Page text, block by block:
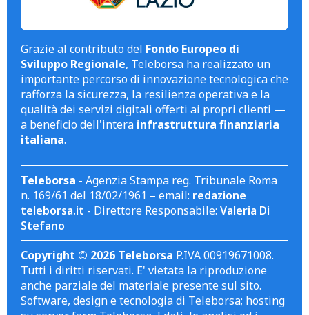
Grazie al contributo del Fondo Europeo di
Sviluppo Regionale, Teleborsa ha realizzato un
importante percorso di innovazione tecnologica che
rafforza la sicurezza, la resilienza operativa e la
qualità dei servizi digitali offerti ai propri clienti —
a beneficio dell'intera infrastruttura finanziaria
italiana.
Teleborsa - Agenzia Stampa reg. Tribunale Roma
n. 169/61 del 18/02/1961 – email: redazione
teleborsa.it - Direttore Responsabile: Valeria Di
Stefano
Copyright © 2026 Teleborsa P.IVA 00919671008.
Tutti i diritti riservati. E' vietata la riproduzione
anche parziale del materiale presente sul sito.
Software, design e tecnologia di Teleborsa; hosting